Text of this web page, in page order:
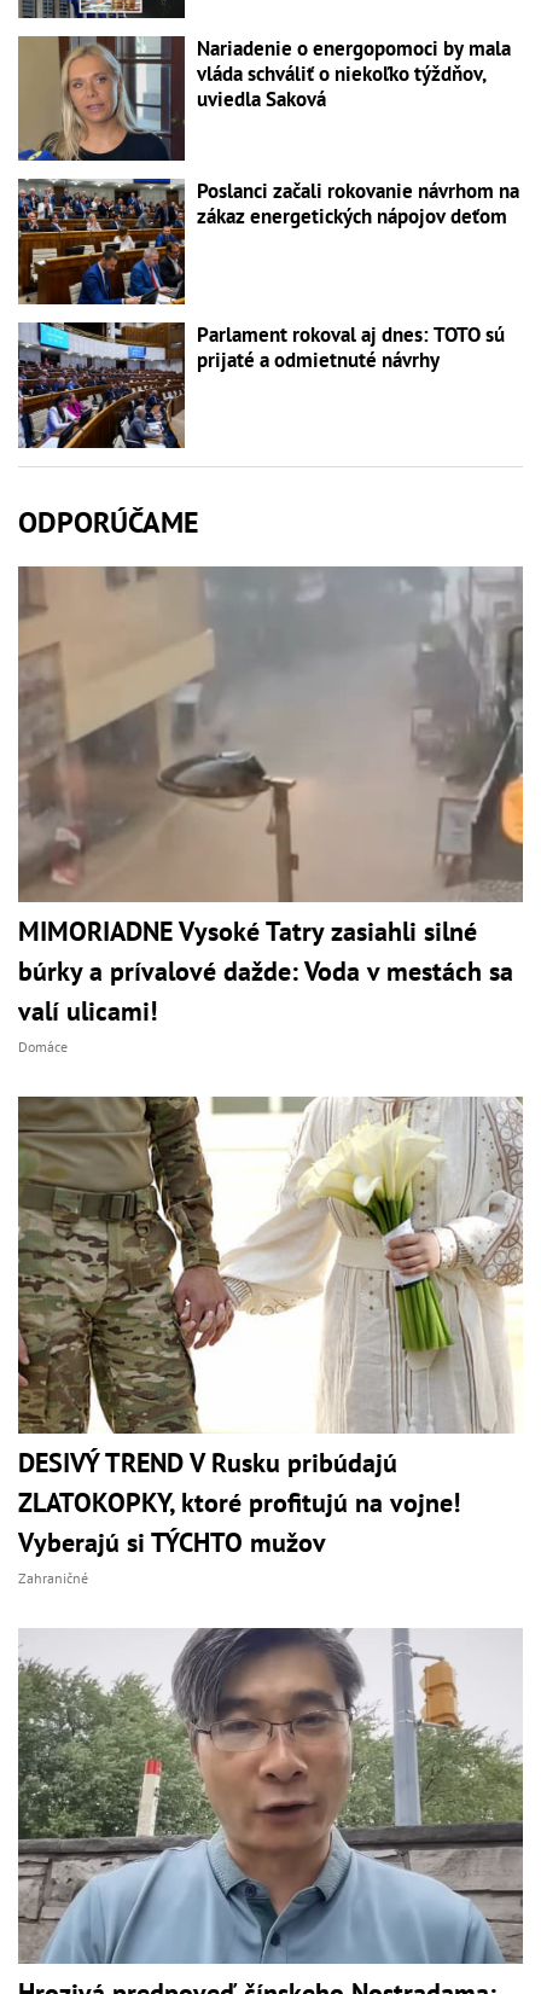
Nariadenie o energopomoci by mala
vláda schváliť o niekoľko týždňov,
uviedla Saková
Poslanci začali rokovanie návrhom na
zákaz energetických nápojov deťom
Parlament rokoval aj dnes: TOTO sú
prijaté a odmietnuté návrhy
ODPORÚČAME
MIMORIADNE Vysoké Tatry zasiahli silné
búrky a prívalové dažde: Voda v mestách sa
valí ulicami!
Domáce
DESIVÝ TREND V Rusku pribúdajú
ZLATOKOPKY, ktoré profitujú na vojne!
Vyberajú si TÝCHTO mužov
Zahraničné